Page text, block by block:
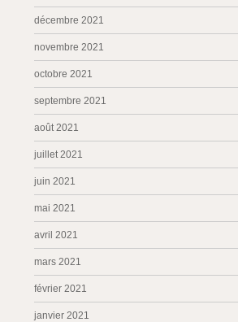
décembre 2021
novembre 2021
octobre 2021
septembre 2021
août 2021
juillet 2021
juin 2021
mai 2021
avril 2021
mars 2021
février 2021
janvier 2021